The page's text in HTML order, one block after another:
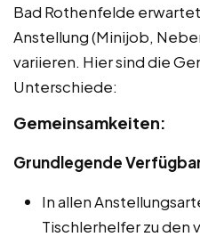
Bad Rothenfelde
Anstellung (Minijob,
variieren. Hier sind die
Unterschiede:
Gemeinsamkeiten:
Grundlegende
In allen
Tischlerhelfer zu den